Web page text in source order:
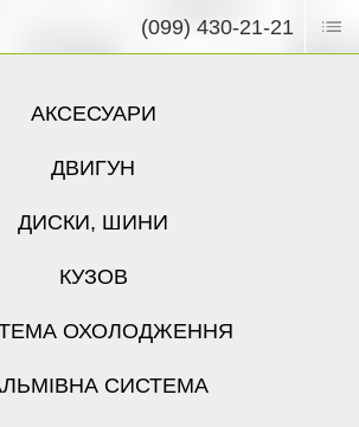
(099) 430-21-21
АКСЕСУАРИ
ДВИГУН
ДИСКИ, ШИНИ
КУЗОВ
ОХОЛОДЖЕННЯ
СИСТЕМА